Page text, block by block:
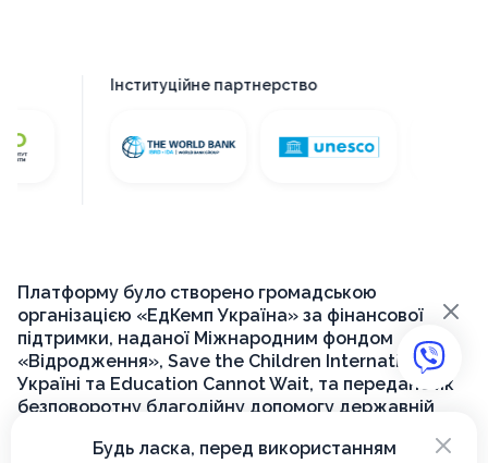
Інституційне партнерство
Платформу було створено громадською
організацією «ЕдКемп Україна» за фінансової
підтримки, наданої Міжнародним фондом
«Відродження», Save the Children International в
Україні та Education Cannot Wait, та передано як
безповоротну благодійну допомогу державній
для її подальшого функціонування на державному
×
Будь ласка, перед використанням ×